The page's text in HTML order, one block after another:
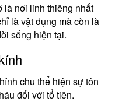
là nơi linh thiêng nhất
là vật dụng mà còn là
sống hiện tại.
chu thể hiện sự tôn
đối với tổ tiên.